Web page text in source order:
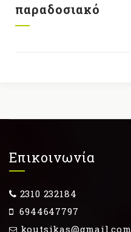
παραδοσιακό
Επικοινωνία
2310 232184
6944647797
koutsikas@gmail.com